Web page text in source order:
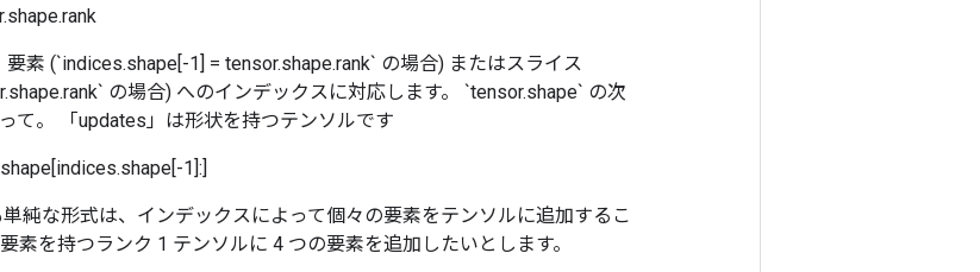
素 (`indices.shape[-1] = tensor.shape.rank` の場合) またはスライス
の場合) へのインデックスに対応します。 `tensor.shape` の次
て。 「updates」は形状を持つテンソルです
1]:]
純な形式は、インデックスによって個々の要素をテンソルに追加するこ
素を持つランク 1 テンソルに 4 つの要素を追加したいとします。